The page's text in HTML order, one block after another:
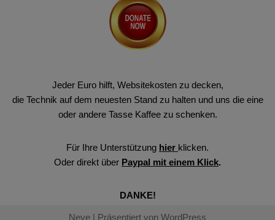
Jeder Euro hilft, Websitekosten zu decken,
die Technik auf dem neuesten Stand zu halten und uns die eine
oder andere Tasse Kaffee zu schenken.
Für Ihre Unterstützung hier klicken.
Oder direkt über Paypal mit einem Klick.
DANKE!
Neve | Präsentiert von WordPress